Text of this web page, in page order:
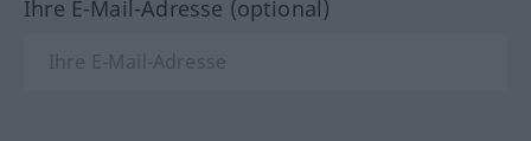
Ihre E-Mail-Adresse (optional)